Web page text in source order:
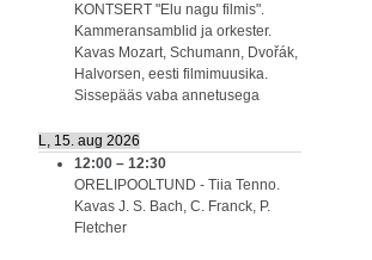
KONTSERT "Elu nagu filmis".
Kammeransamblid ja orkester.
Kavas Mozart, Schumann, Dvořák,
Halvorsen, eesti filmimuusika.
Sissepääs vaba annetusega
L, 15. aug 2026
12:00 – 12:30
ORELIPOOLTUND - Tiia Tenno.
Kavas J. S. Bach, C. Franck, P.
Fletcher